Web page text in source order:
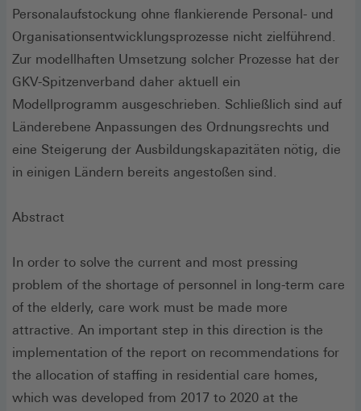
Personalaufstockung ohne flankierende Personal- und
Organisationsentwicklungsprozesse nicht zielführend.
Zur modellhaften Umsetzung solcher Prozesse hat der
GKV-Spitzenverband daher aktuell ein
Modellprogramm ausgeschrieben. Schließlich sind auf
Länderebene Anpassungen des Ordnungsrechts und
eine Steigerung der Ausbildungskapazitäten nötig, die
in einigen Ländern bereits angestoßen sind.
Abstract
In order to solve the current and most pressing
problem of the shortage of personnel in long-term care
of the elderly, care work must be made more
attractive. An important step in this direction is the
implementation of the report on recommendations for
the allocation of staffing in residential care homes,
which was developed from 2017 to 2020 at the